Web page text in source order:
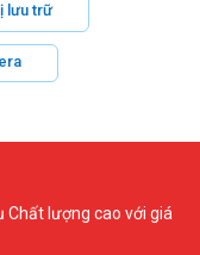
lưu trữ
Chất lượng cao với giá